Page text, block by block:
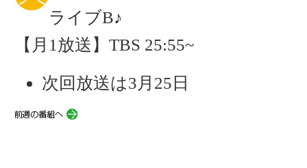
ライブB♪
【月1放送】TBS 25:55~
次回放送は3月25日